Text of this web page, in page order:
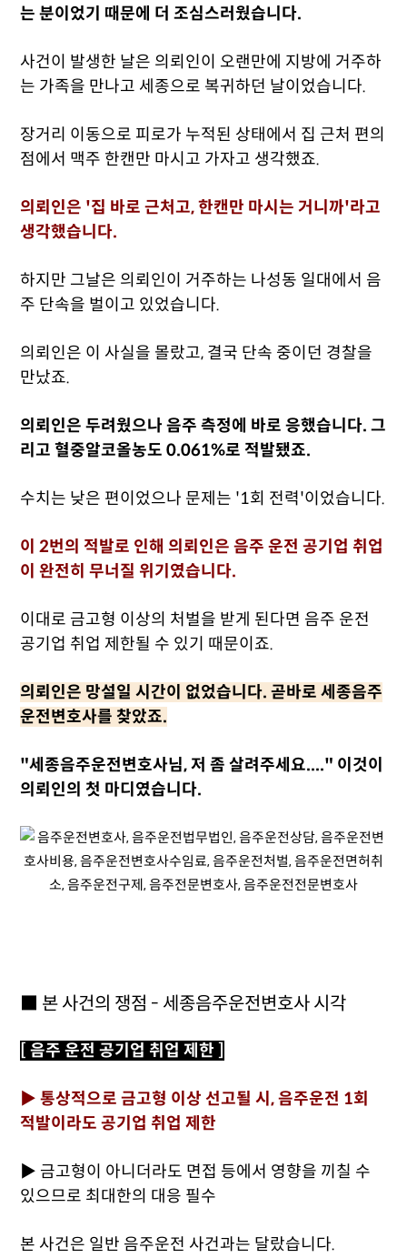
는 분이었기 때문에 더 조심스러웠습니다.
사건이 발생한 날은 의뢰인이 오랜만에 지방에 거주하
는 가족을 만나고 세종으로 복귀하던 날이었습니다.
장거리 이동으로 피로가 누적된 상태에서 집 근처 편의
점에서 맥주 한캔만 마시고 가자고 생각했죠.
의뢰인은 '집 바로 근처고, 한캔만 마시는 거니까'라고
생각했습니다.
하지만 그날은 의뢰인이 거주하는 나성동 일대에서 음
주 단속을 벌이고 있었습니다.
의뢰인은 이 사실을 몰랐고, 결국 단속 중이던 경찰을
만났죠.
의뢰인은 두려웠으나 음주 측정에 바로 응했습니다. 그
리고 혈중알코올농도 0.061%로 적발됐죠.
수치는 낮은 편이었으나 문제는 '1회 전력'이었습니다.
이 2번의 적발로 인해 의뢰인은 음주 운전 공기업 취업
이 완전히 무너질 위기였습니다.
이대로 금고형 이상의 처벌을 받게 된다면 음주 운전
공기업 취업 제한될 수 있기 때문이죠.
의뢰인은 망설일 시간이 없었습니다. 곧바로 세종음주
운전변호사를 찾았죠.
"세종음주운전변호사님, 저 좀 살려주세요...." 이것이
의뢰인의 첫 마디였습니다.
■ 본 사건의 쟁점 - 세종음주운전변호사 시각
[ 음주 운전 공기업 취업 제한 ]
▶ 통상적으로 금고형 이상 선고될 시, 음주운전 1회
적발이라도 공기업 취업 제한
▶ 금고형이 아니더라도 면접 등에서 영향을 끼칠 수
있으므로 최대한의 대응 필수
본 사건은 일반 음주운전 사건과는 달랐습니다.